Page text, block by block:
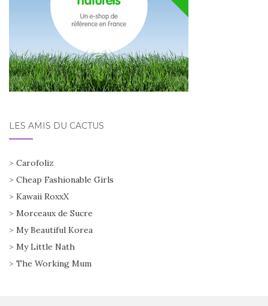
LES AMIS DU CACTUS
> Carofoliz
> Cheap Fashionable Girls
> Kawaii RoxxX
> Morceaux de Sucre
> My Beautiful Korea
> My Little Nath
> The Working Mum